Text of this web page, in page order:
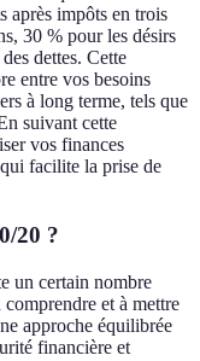
après impôts en trois
30 % pour les désirs
dettes. Cette
entre vos besoins
à long terme, tels que
suivant cette
vos finances
facilite la prise de
20 ?
un certain nombre
et à mettre
approche équilibrée
financière et